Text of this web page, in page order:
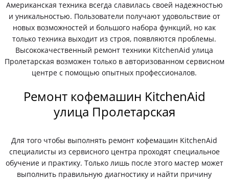
Американская техника всегда славилась своей надежностью
и уникальностью. Пользователи получают удовольствие от
новых возможностей и большого набора функций, но как
только техника выходит из строя, появляются проблемы.
Высококачественный ремонт техники KitchenAid улица
Пролетарская возможен только в авторизованном сервисном
центре с помощью опытных профессионалов.
Ремонт кофемашин KitchenAid
улица Пролетарская
Для того чтобы выполнять ремонт кофемашин KitchenAid
специалисты из сервисного центра проходят специальное
обучение и практику. Только лишь после этого мастер может
выполнить правильную диагностику и найти причину